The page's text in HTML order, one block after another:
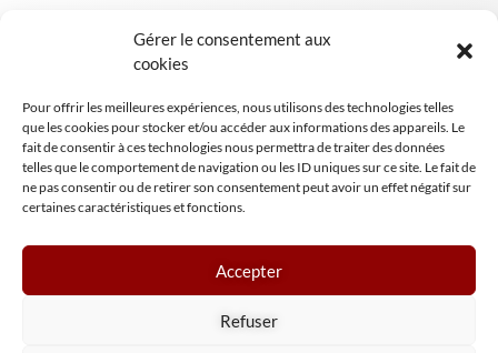
Gérer le consentement aux
cookies
Pour offrir les meilleures expériences, nous utilisons des technologies telles
que les cookies pour stocker et/ou accéder aux informations des appareils. Le
fait de consentir à ces technologies nous permettra de traiter des données
telles que le comportement de navigation ou les ID uniques sur ce site. Le fait de
ne pas consentir ou de retirer son consentement peut avoir un effet négatif sur
certaines caractéristiques et fonctions.
Accepter
Refuser
INSIGHT NPA
Mentions légales